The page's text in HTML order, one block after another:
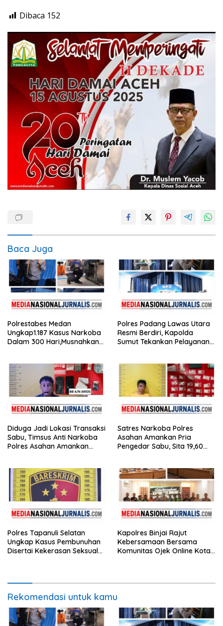
Dibaca 152
Baca Juga
Polrestabes Medan
Ungkap1.187 Kasus Narkoba
Dalam 300 Hari,Musnahkan
Polres Padang Lawas Utara
Resmi Berdiri, Kapolda
Sumut Tekankan Pelayanan
Diduga Jadi Lokasi Transaksi
Sabu, Timsus Anti Narkoba
Polres Asahan Amankan
Satres Narkoba Polres
Asahan Amankan Pria
Pengedar Sabu, Sita 19,60
Polres Tapanuli Selatan
Ungkap Kasus Pembunuhan
Disertai Kekerasan Seksual
Kapolres Binjai Rajut
Kebersamaan Bersama
Komunitas Ojek Online Kota
Rekomendasi untuk kamu